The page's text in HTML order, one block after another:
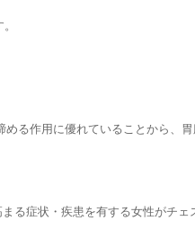
る作用に優れていることから、
症状・疾患を有する女性がチ